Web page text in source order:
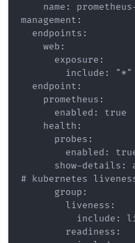
name:
management:
  endpoints:
    web:
      exposure:
        include: "*"
  endpoint:
    prometheus:
      enabled: true
    health:
      probes:
enabled:
show-details:
# kubernetes liveness
      group:
        liveness:
include:
        readiness: